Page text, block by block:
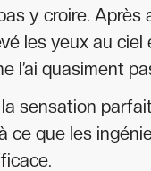
y croire.
les yeux au ciel
l’ai quasiment
sensation
ce que les